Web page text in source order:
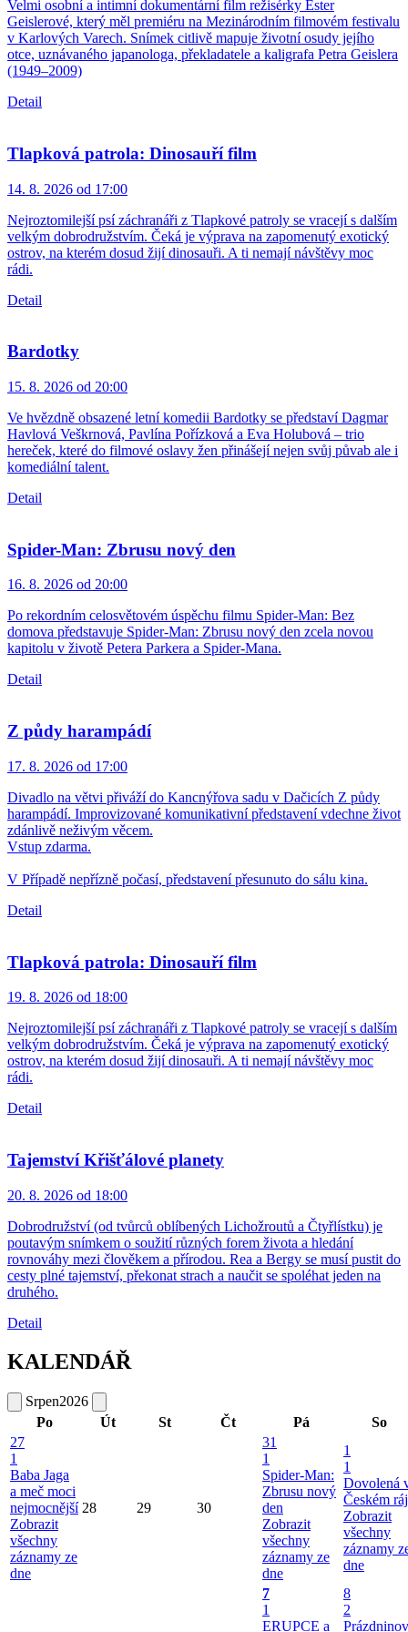
Velmi osobní a intimní dokumentární film režisérky Ester
Geislerové, který měl premiéru na Mezinárodním filmovém festivalu
v Karlových Varech. Snímek citlivě mapuje životní osudy jejího
otce, uznávaného japanologa, překladatele a kaligrafa Petra Geislera
(1949–2009)
Detail
Tlapková patrola: Dinosauří film
14. 8. 2026 od 17:00
Nejroztomilejší psí záchranáři z Tlapkové patroly se vracejí s dalším
velkým dobrodružstvím. Čeká je výprava na zapomenutý exotický
ostrov, na kterém dosud žijí dinosauři. A ti nemají návštěvy moc
rádi.
Detail
Bardotky
15. 8. 2026 od 20:00
Ve hvězdně obsazené letní komedii Bardotky se představí Dagmar
Havlová Veškrnová, Pavlína Pořízková a Eva Holubová – trio
hereček, které do filmové oslavy žen přinášejí nejen svůj půvab ale i
komediální talent.
Detail
Spider-Man: Zbrusu nový den
16. 8. 2026 od 20:00
Po rekordním celosvětovém úspěchu filmu Spider-Man: Bez
domova představuje Spider-Man: Zbrusu nový den zcela novou
kapitolu v životě Petera Parkera a Spider-Mana.
Detail
Z půdy harampádí
17. 8. 2026 od 17:00
Divadlo na větvi přiváží do Kancnýřova sadu v Dačicích Z půdy
harampádí. Improvizované komunikativní představení vdechne život
zdánlivě neživým věcem.
Vstup zdarma.
V Případě nepřízně počasí, představení přesunuto do sálu kina.
Detail
Tlapková patrola: Dinosauří film
19. 8. 2026 od 18:00
Nejroztomilejší psí záchranáři z Tlapkové patroly se vracejí s dalším
velkým dobrodružstvím. Čeká je výprava na zapomenutý exotický
ostrov, na kterém dosud žijí dinosauři. A ti nemají návštěvy moc
rádi.
Detail
Tajemství Křišťálové planety
20. 8. 2026 od 18:00
Dobrodružství (od tvůrců oblíbených Lichožroutů a Čtyřlístku) je
poutavým snímkem o soužití různých forem života a hledání
rovnováhy mezi člověkem a přírodou. Rea a Bergy se musí pustit do
cesty plné tajemství, překonat strach a naučit se spoléhat jeden na
druhého.
Detail
KALENDÁŘ
Srpen2026
Po
Út St Čt Pá
So
27
1
Baba Jaga
a meč moci
nejmocnější
Zobrazit
všechny
záznamy ze
dne
28 29 30
31
1
Spider-Man:
Zbrusu nový
den
Zobrazit
všechny
záznamy ze
dne
1
1
Dovolená
Českém
Zobrazit
všechny
záznamy
dne
7
1
ERUPCE a
8
2